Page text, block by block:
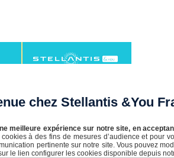
chez Stellantis &You
meilleure expérience sur notre site, en
à des fins de mesures d’audience et pour
pertinente sur notre site. Vous pouvez
le lien configurer les cookies disponible depuis